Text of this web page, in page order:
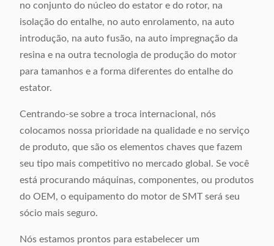
no conjunto do núcleo do estator e do rotor, na
isolação do entalhe, no auto enrolamento, na auto
introdução, na auto fusão, na auto impregnação da
resina e na outra tecnologia de produção do motor
para tamanhos e a forma diferentes do entalhe do
estator.
Centrando-se sobre a troca internacional, nós
colocamos nossa prioridade na qualidade e no serviço
de produto, que são os elementos chaves que fazem
seu tipo mais competitivo no mercado global. Se você
está procurando máquinas, componentes, ou produtos
do OEM, o equipamento do motor de SMT será seu
sócio mais seguro.
Nós estamos prontos para estabelecer um